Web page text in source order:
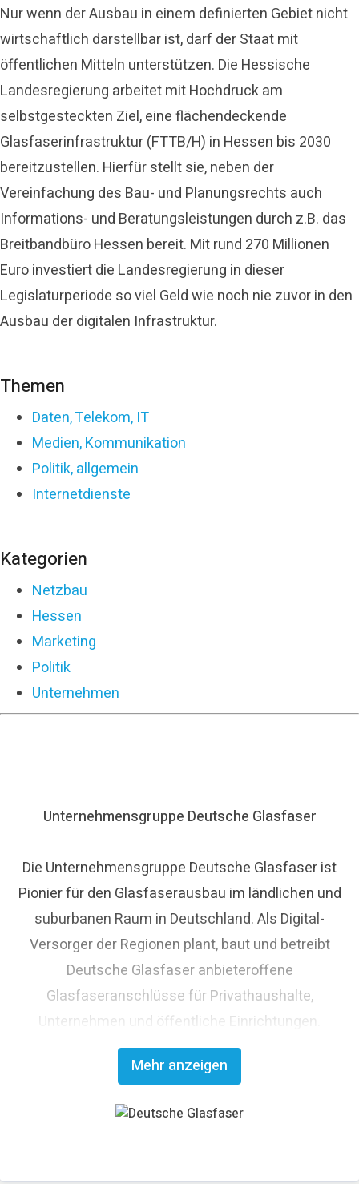
Nur wenn der Ausbau in einem definierten Gebiet nicht
wirtschaftlich darstellbar ist, darf der Staat mit
öffentlichen Mitteln unterstützen. Die Hessische
Landesregierung arbeitet mit Hochdruck am
selbstgesteckten Ziel, eine flächendeckende
Glasfaserinfrastruktur (FTTB/H) in Hessen bis 2030
bereitzustellen. Hierfür stellt sie, neben der
Vereinfachung des Bau- und Planungsrechts auch
Informations- und Beratungsleistungen durch z.B. das
Breitbandbüro Hessen bereit. Mit rund 270 Millionen
Euro investiert die Landesregierung in dieser
Legislaturperiode so viel Geld wie noch nie zuvor in den
Ausbau der digitalen Infrastruktur.
Themen
Daten, Telekom, IT
Medien, Kommunikation
Politik, allgemein
Internetdienste
Kategorien
Netzbau
Hessen
Marketing
Politik
Unternehmen
Unternehmensgruppe Deutsche Glasfaser
Die Unternehmensgruppe Deutsche Glasfaser ist
Pionier für den Glasfaserausbau im ländlichen und
suburbanen Raum in Deutschland. Als Digital-
Versorger der Regionen plant, baut und betreibt
Deutsche Glasfaser anbieteroffene
Glasfaseranschlüsse für Privathaushalte,
Unternehmen und öffentliche Einrichtungen.
Deutsche Glasfaser strebt den flächendeckenden
Glasfaserausbau an und trägt damit maßgeblich
zum digitalen Fortschritt Deutschlands bei. Mit
innovativen Planungs- und Bauverfahren ist
und kosteneffizienten FTTH-Ausbau. Die
Mehr anzeigen